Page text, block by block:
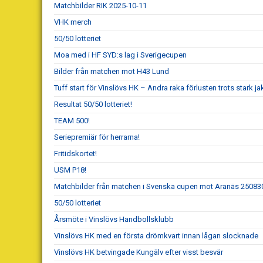
Matchbilder RIK 2025-10-11
VHK merch
50/50 lotteriet
Moa med i HF SYD:s lag i Sverigecupen
Bilder från matchen mot H43 Lund
Tuff start för Vinslövs HK – Andra raka förlusten trots stark
Resultat 50/50 lotteriet!
TEAM 500!
Seriepremiär för herrarna!
Fritidskortet!
USM P18!
Matchbilder från matchen i Svenska cupen mot Aranäs
50/50 lotteriet
Årsmöte i Vinslövs Handbollsklubb
Vinslövs HK med en första drömkvart innan lågan slocknade
Vinslövs HK betvingade Kungälv efter visst besvär